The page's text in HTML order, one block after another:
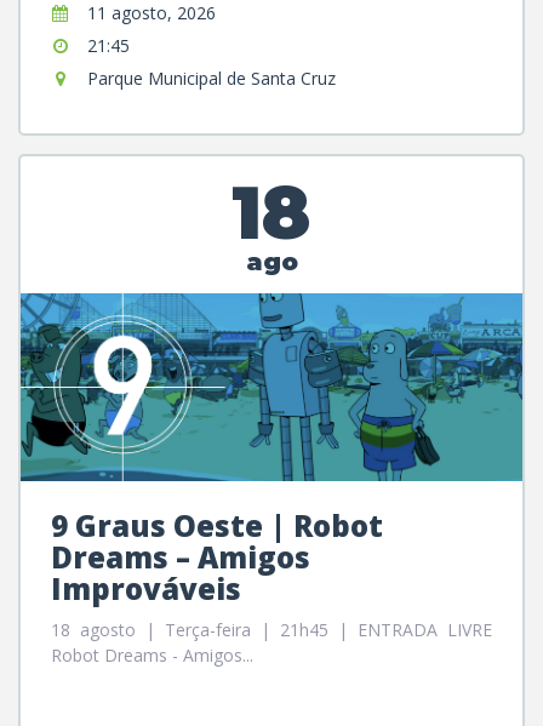
11 agosto, 2026
21:45
Parque Municipal de Santa Cruz
18
ago
9 Graus Oeste | Robot
Dreams – Amigos
Improváveis
18 agosto | Terça-feira | 21h45 | ENTRADA LIVRE
Robot Dreams - Amigos...